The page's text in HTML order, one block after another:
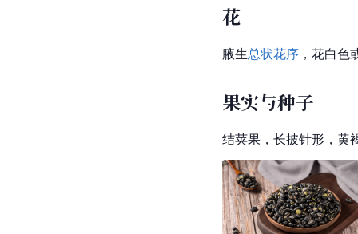
花
腋生总状花序 ，花白色
果实与种子
结荚果，长披针形，黄